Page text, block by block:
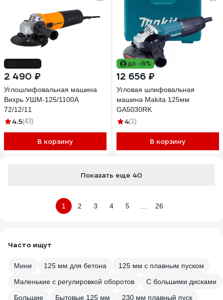
2 490 ₽
Углошлифовальная машина
Вихрь УШМ-125/1100А
72/12/11
4.5(43)
В корзину
до -6%
12 656 ₽
Угловая шлифовальная
машина Makita 125мм
GA5030RK
4(1)
В корзину
Показать еще 40
1 2 3 4 5 26
Часто ищут
Мини 125 мм для бетона
125 мм с плавным пуском
Маленькие с регулировкой оборотов
С большими дисками
Большие
Бытовые 125 мм
230 мм плавный пуск